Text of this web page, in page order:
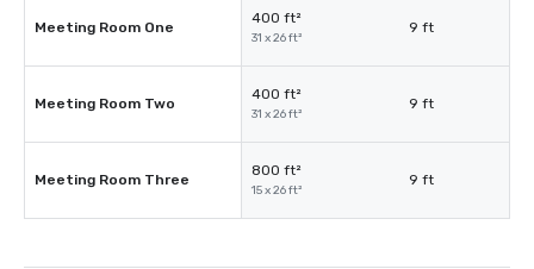
Meeting Room One
400 ft²
31 x 26 ft²
9 ft
Meeting Room Two
400 ft²
31 x 26 ft²
9 ft
Meeting Room Three
800 ft²
15 x 26 ft²
9 ft